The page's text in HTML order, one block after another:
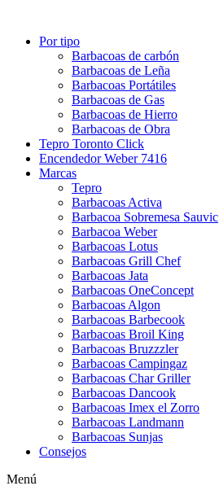
Por tipo
Barbacoas de carbón
Barbacoas de Leña
Barbacoas Portátiles
Barbacoas de Gas
Barbacoas de Hierro
Barbacoas de Obra
Tepro Toronto Click
Encendedor Weber 7416
Marcas
Tepro
Barbacoas Activa
Barbacoa Sobremesa Sauvic
Barbacoa Weber
Barbacoas Lotus
Barbacoas Grill Chef
Barbacoas Jata
Barbacoas OneConcept
Barbacoas Algon
Barbacoas Barbecook
Barbacoas Broil King
Barbacoas Bruzzzler
Barbacoas Campingaz
Barbacoas Char Griller
Barbacoas Dancook
Barbacoas Imex el Zorro
Barbacoas Landmann
Barbacoas Sunjas
Consejos
Menú